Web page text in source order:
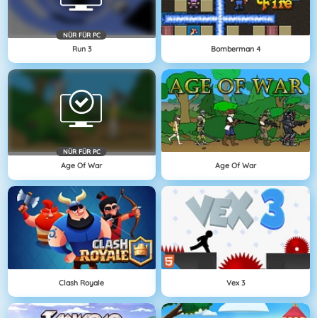
NÜR FÜR PC
Run 3 Bomberman 4
NÜR FÜR PC
Age Of War Age Of War
Clash Royale Vex 3